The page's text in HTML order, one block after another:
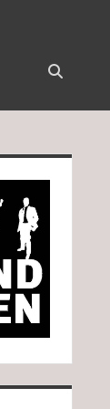
Open
bar